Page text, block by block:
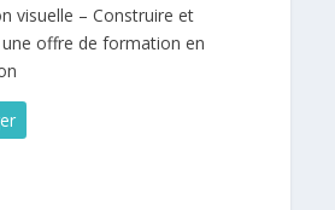
visuelle – Construire et
offre de formation en